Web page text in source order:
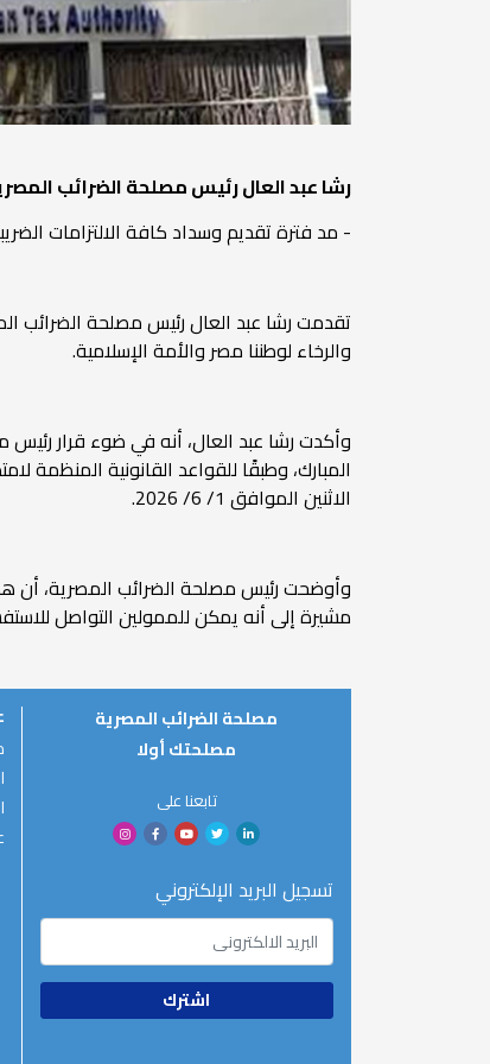
رشا عبد العال رئيس مصلحة الضرائب
- مد فترة تقديم وسداد كافة الالتزامات الضريبية حتى يوم الاثنين
تقدمت رشا عبد العال رئيس مصلحة الضرائب
والرخاء لوطننا مصر والأمة الإسلامية.
المبارك، وطبقًا للقواعد القانونية المنظمة
الاثنين الموافق 1/ 6/ 2026.
وأوضحت رئيس مصلحة الضرائب المصرية، أن هذا
مشيرة إلى أنه يمكن للممولين التواصل
مصلحة الضرائب المصرية
مصلحتك أولا
تابعنا على
تسجيل البريد الإلكتروني